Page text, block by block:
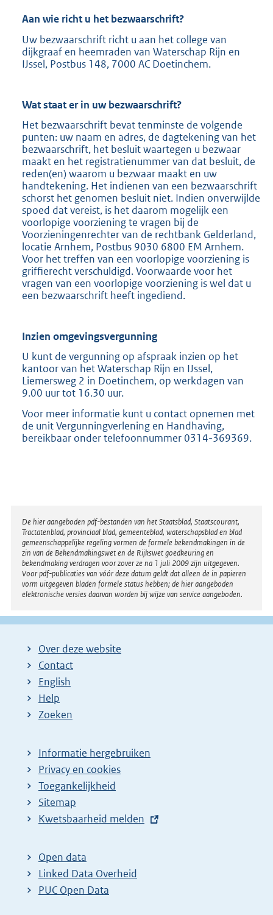
Aan wie richt u het bezwaarschrift?
Uw bezwaarschrift richt u aan het college van
dijkgraaf en heemraden van Waterschap Rijn en
IJssel, Postbus 148, 7000 AC Doetinchem.
Wat staat er in uw bezwaarschrift?
Het bezwaarschrift bevat tenminste de volgende
punten: uw naam en adres, de dagtekening van het
bezwaarschrift, het besluit waartegen u bezwaar
maakt en het registratienummer van dat besluit, de
reden(en) waarom u bezwaar maakt en uw
handtekening. Het indienen van een bezwaarschrift
schorst het genomen besluit niet. Indien onverwijlde
spoed dat vereist, is het daarom mogelijk een
voorlopige voorziening te vragen bij de
Voorzieningenrechter van de rechtbank Gelderland,
locatie Arnhem, Postbus 9030 6800 EM Arnhem.
Voor het treffen van een voorlopige voorziening is
griffierecht verschuldigd. Voorwaarde voor het
vragen van een voorlopige voorziening is wel dat u
een bezwaarschrift heeft ingediend.
Inzien omgevingsvergunning
U kunt de vergunning op afspraak inzien op het
kantoor van het Waterschap Rijn en IJssel,
Liemersweg 2 in Doetinchem, op werkdagen van
9.00 uur tot 16.30 uur.
Voor meer informatie kunt u contact opnemen met
de unit Vergunningverlening en Handhaving,
bereikbaar onder telefoonnummer 0314-369369.
Disclaimer
De hier aangeboden pdf-bestanden van het Staatsblad, Staatscourant,
Tractatenblad, provinciaal blad, gemeenteblad, waterschapsblad en blad
gemeenschappelijke regeling vormen de formele bekendmakingen in de
zin van de Bekendmakingswet en de Rijkswet goedkeuring en
bekendmaking verdragen voor zover ze na 1 juli 2009 zijn uitgegeven.
Voor pdf-publicaties van vóór deze datum geldt dat alleen de in papieren
vorm uitgegeven bladen formele status hebben; de hier aangeboden
elektronische versies daarvan worden bij wijze van service aangeboden.
Over deze website
Contact
English
Help
Zoeken
Informatie hergebruiken
Privacy en cookies
Toegankelijkheid
Sitemap
E
t
e
r
Kwetsbaarheid melden
Open data
Linked Data Overheid
PUC Open Data